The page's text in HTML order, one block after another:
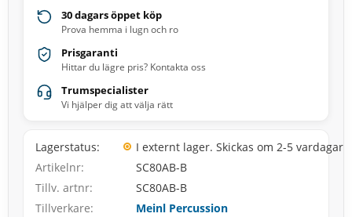
30 dagars öppet köp
Prova hemma i lugn och ro
Prisgaranti
Hittar du lägre pris? Kontakta oss
Trumspecialister
Vi hjälper dig att välja rätt
Lagerstatus
I externt lager. Skickas om 2-5 vardagar
Artikelnr
SC80AB-B
Tillv. artnr
SC80AB-B
Tillverkare
Meinl Percussion